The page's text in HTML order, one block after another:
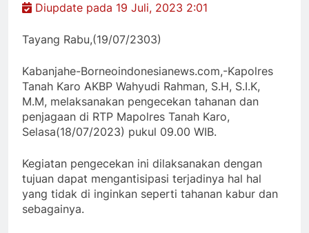
Diupdate pada 19 Juli, 2023 2:01
Tayang Rabu,(19/07/2303)
Kabanjahe-Borneoindonesianews.com,-Kapolres
Tanah Karo AKBP Wahyudi Rahman, S.H, S.I.K,
M.M, melaksanakan pengecekan tahanan dan
penjagaan di RTP Mapolres Tanah Karo,
Selasa(18/07/2023) pukul 09.00 WIB.
Kegiatan pengecekan ini dilaksanakan dengan
tujuan dapat mengantisipasi terjadinya hal hal
yang tidak di inginkan seperti tahanan kabur dan
sebagainya.